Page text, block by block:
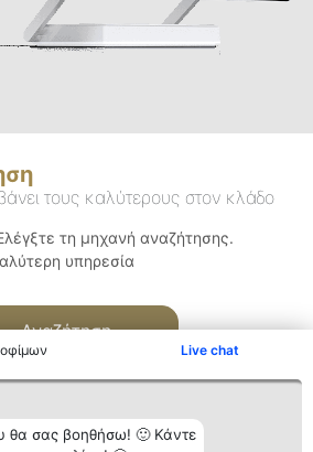
Live chat
θα σας βοηθήσω! 🙂 Κάντε
τους καλύτερους στον κλάδο
τη μηχανή αναζήτησης.
υπηρεσία
Αναζήτηση